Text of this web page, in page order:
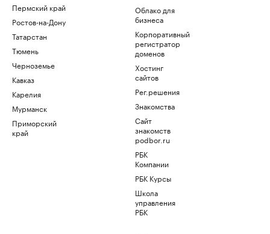
Пермский край
Ростов-на-Дону
Татарстан
Тюмень
Черноземье
Кавказ
Карелия
Мурманск
Приморский
край
Облако для
бизнеса
Корпоративный
регистратор
доменов
Хостинг
сайтов
Рег.решения
Знакомства
Сайт
знакомств
podbor.ru
РБК
Компании
РБК Курсы
Школа
управления
РБК